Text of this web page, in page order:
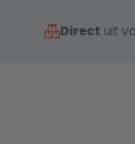
Direct uit